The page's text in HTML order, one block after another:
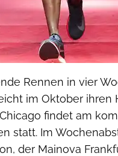
Rennen in vier
im Oktober ihren
findet am
statt. Im
der Mainova